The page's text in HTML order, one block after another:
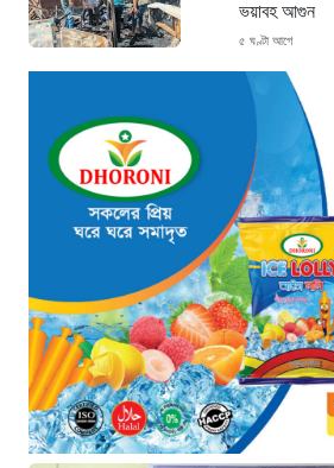
ভয়াবহ আগুন
৫ ঘণ্টা আগে
“হাসিনার
পরিকল্পনা
৫ ঘণ্টা আগে
“চাঁদপুরে
সার্জনকে বদলির
৫ ঘণ্টা আগে
“রাষ্ট্রপতি পদ:
মনোনয়নপত্র
৬ ঘণ্টা আগে
যুক্তরাষ্ট্রের
খুলবে হরমুজ
৬ ঘণ্টা আগে